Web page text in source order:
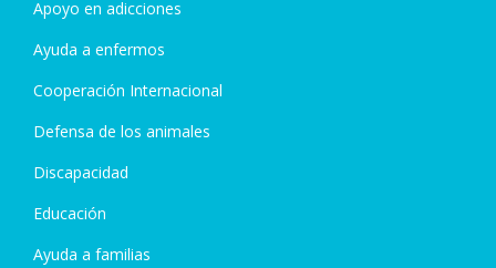
Apoyo en adicciones
Ayuda a enfermos
Cooperación Internacional
Defensa de los animales
Discapacidad
Educación
Ayuda a familias